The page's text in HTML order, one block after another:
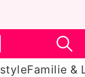
Familie &